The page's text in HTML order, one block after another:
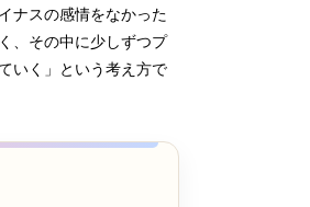
ナスの感情をなかった
、その中に少しずつプ
いく」という考え方で